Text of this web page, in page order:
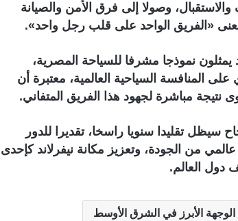
وصولا إلى فرق الأمن والصيانة
«الفريق الواحد على قلب رجل واحد».
يمثلون نموذجا مشرفا للسياحة المصرية،
المنافسة السياحية العالمية، معتبرة أن
مباشرة لجهود هذا الفريق المتفاني.
سيظل تقليدا سنويا راسخا، تقديرا للدور
من الجودة، وتعزيز مكانة نيفرلاند كإحدى
دول العالم.
الأبرز في الشرق الأوسط